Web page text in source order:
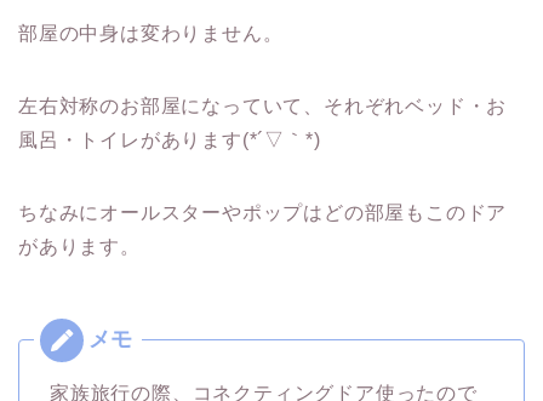
部屋の中身は変わりません。
左右対称のお部屋になっていて、それぞれベッド・お
風呂・トイレがあります(*´▽｀*)
ちなみにオールスターやポップはどの部屋もこのドア
があります。
家族旅行の際、コネクティングドア使ったので